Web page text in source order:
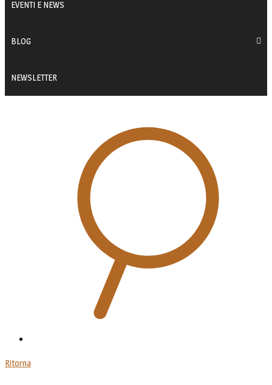
EVENTI E NEWS
BLOG
NEWSLETTER
Ritorna